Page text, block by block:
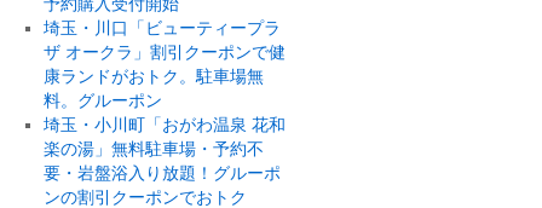
埼玉・川口「ビューティープラ
ザ オークラ」割引クーポンで健
康ランドがおトク。駐車場無
料。グルーポン
埼玉・小川町「おがわ温泉 花和
楽の湯」無料駐車場・予約不
要・岩盤浴入り放題！グルーポ
ンの割引クーポンでおトク